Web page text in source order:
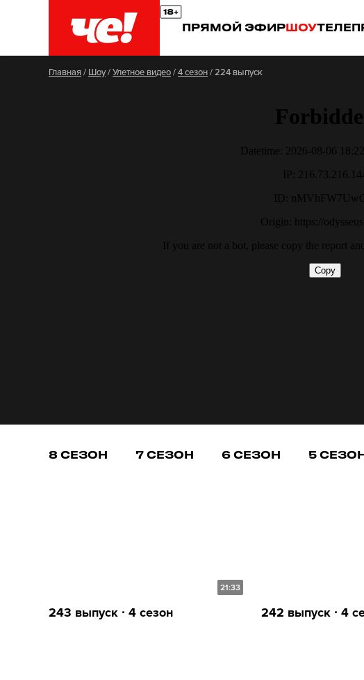
ПРЯМОЙ ЭФИРШОУ
Главная/ Шоу/Улетное видео/4 сезон/224 выпуск
8 СЕЗОН 7 СЕЗОН 6 СЕЗОН 5
21:33
243 выпуск ∙ 4 сезон 242 выпуск ∙ 4